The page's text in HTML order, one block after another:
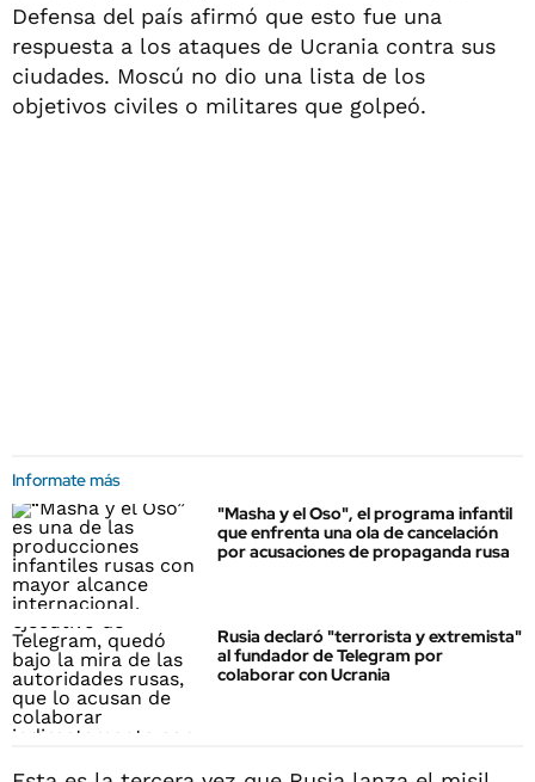
Defensa del país afirmó que esto fue una
respuesta a los ataques de Ucrania contra sus
ciudades. Moscú no dio una lista de los
objetivos civiles o militares que golpeó.
Informate más
"Masha y el Oso", el programa infantil
que enfrenta una ola de cancelación
por acusaciones de propaganda rusa
Rusia declaró "terrorista y extremista"
al fundador de Telegram por
colaborar con Ucrania